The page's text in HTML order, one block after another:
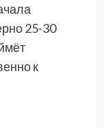
25-30
к